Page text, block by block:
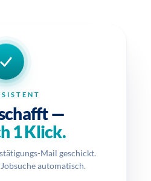
—
1 Klick.
Mail geschickt.
automatisch.